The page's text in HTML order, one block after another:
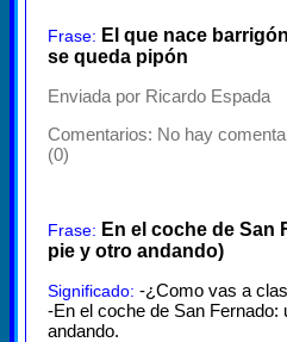
Frase: El que nace
se queda pipón
Enviada por Ricardo Espada
Comentarios: No hay
(0)
Frase: En el coche de San
pie y otro andando)
Significado: -¿Como vas a
-En el coche de San Fernado:
andando.